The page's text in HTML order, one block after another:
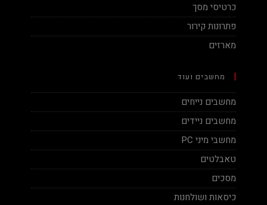
כרטיסי מסך
פתרונות קירור
מארזים
מחשבים ועוד
מחשבים נייחים
מחשבים ניידים
מחשבי מיני PC
טאבלטים
מסכים
כיסאות ושולחנות